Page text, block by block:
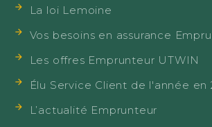
La loi Lemoine
Vos besoins en assurance
Les offres Emprunteur UTWIN
Élu Service Client de l'année en
L’actualité Emprunteur